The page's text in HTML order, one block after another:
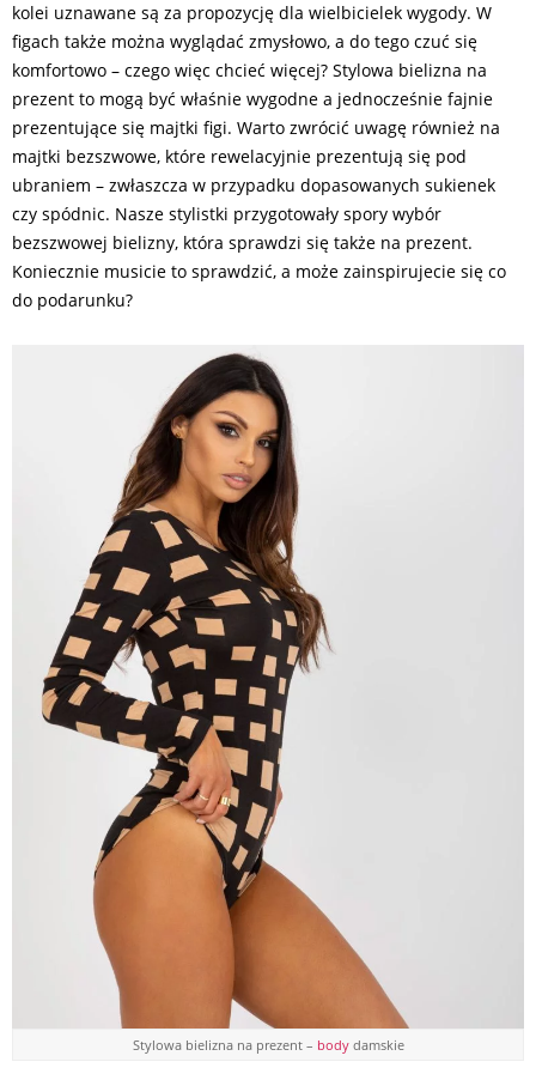
kolei uznawane są za propozycję dla wielbicielek wygody. W
figach także można wyglądać zmysłowo, a do tego czuć się
komfortowo – czego więc chcieć więcej? Stylowa bielizna na
prezent to mogą być właśnie wygodne a jednocześnie fajnie
prezentujące się majtki figi. Warto zwrócić uwagę również na
majtki bezszwowe, które rewelacyjnie prezentują się pod
ubraniem – zwłaszcza w przypadku dopasowanych sukienek
czy spódnic. Nasze stylistki przygotowały spory wybór
bezszwowej bielizny, która sprawdzi się także na prezent.
Koniecznie musicie to sprawdzić, a może zainspirujecie się co
do podarunku?
Stylowa bielizna na prezent – bodydamskie